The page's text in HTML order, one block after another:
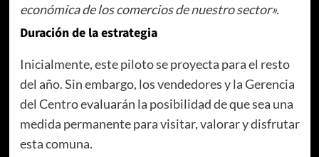
económica de los comercios de nuestro sector».
Duración de la estrategia
Inicialmente, este piloto se proyecta para el resto
del año. Sin embargo, los vendedores y la Gerencia
del Centro evaluarán la posibilidad de que sea una
medida permanente para visitar, valorar y disfrutar
esta comuna.